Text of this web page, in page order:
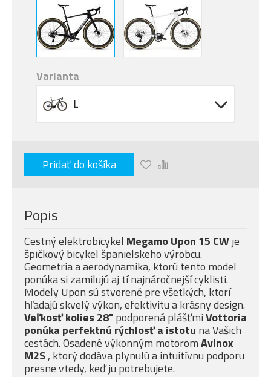
Varianta
L
Pridať do košíka
Popis
Cestný elektrobicykel Megamo Upon 15 CWje
špičkový bicykel španielskeho výrobcu.
Geometria a aerodynamika, ktorú tento model
ponúka si zamilujú aj tí najnáročnejší cyklisti.
Modely Upon sú stvorené pre všetkých, ktorí
hľadajú skvelý výkon, efektivitu a krásny design.
Veľkosť kolies 28"podporená plášťmiVottoria
ponúka perfektnú rýchlosť a istotu na Vašich
cestách. Osadené výkonným motoromAvinox
M2S, ktorý dodáva plynulú a intuitívnu podporu
presne vtedy, keď ju potrebujete.